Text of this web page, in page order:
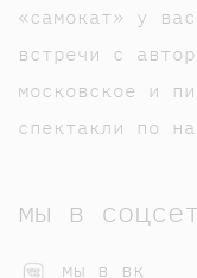
«самокат» у
встречи с
московское и
спектакли по
мы в
мы в вк